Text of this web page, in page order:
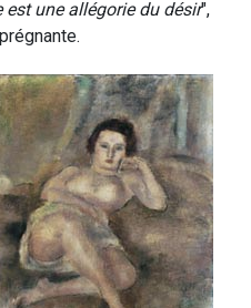
est une allégorie du désir",